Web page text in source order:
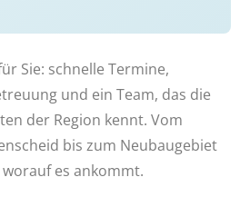
Sie: schnelle Termine,
und ein Team, das die
der Region kennt. Vom
bis zum Neubaugebiet
es ankommt.